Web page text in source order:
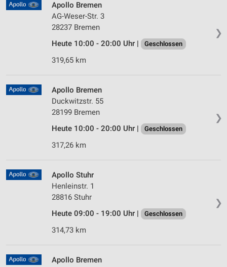
❯
Apollo Bremen
AG-Weser-Str. 3
28237 Bremen
Heute 10:00 - 20:00 Uhr |
Geschlossen
319,65 km
❯
Apollo Bremen
Duckwitzstr. 55
28199 Bremen
Heute 10:00 - 20:00 Uhr |
Geschlossen
317,26 km
❯
Apollo Stuhr
Henleinstr. 1
28816 Stuhr
Heute 09:00 - 19:00 Uhr |
Geschlossen
314,73 km
Apollo Bremen